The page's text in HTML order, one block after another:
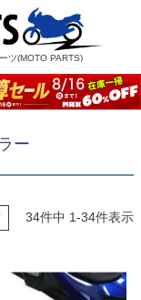
ツ(MOTO PARTS)
ー
34件中 1-34件表示